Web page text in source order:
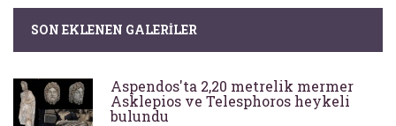
SON EKLENEN GALERILER
Aspendos'ta 2,20 metrelik mermer
Asklepios ve Telesphoros heykeli
bulundu